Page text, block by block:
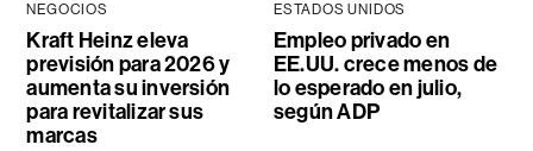
NEGOCIOS
Kraft Heinz eleva
previsión para 2026 y
aumenta su inversión
para revitalizar sus
marcas
ESTADOS UNIDOS
Empleo privado en
EE.UU. crece menos de
lo esperado en julio,
según ADP